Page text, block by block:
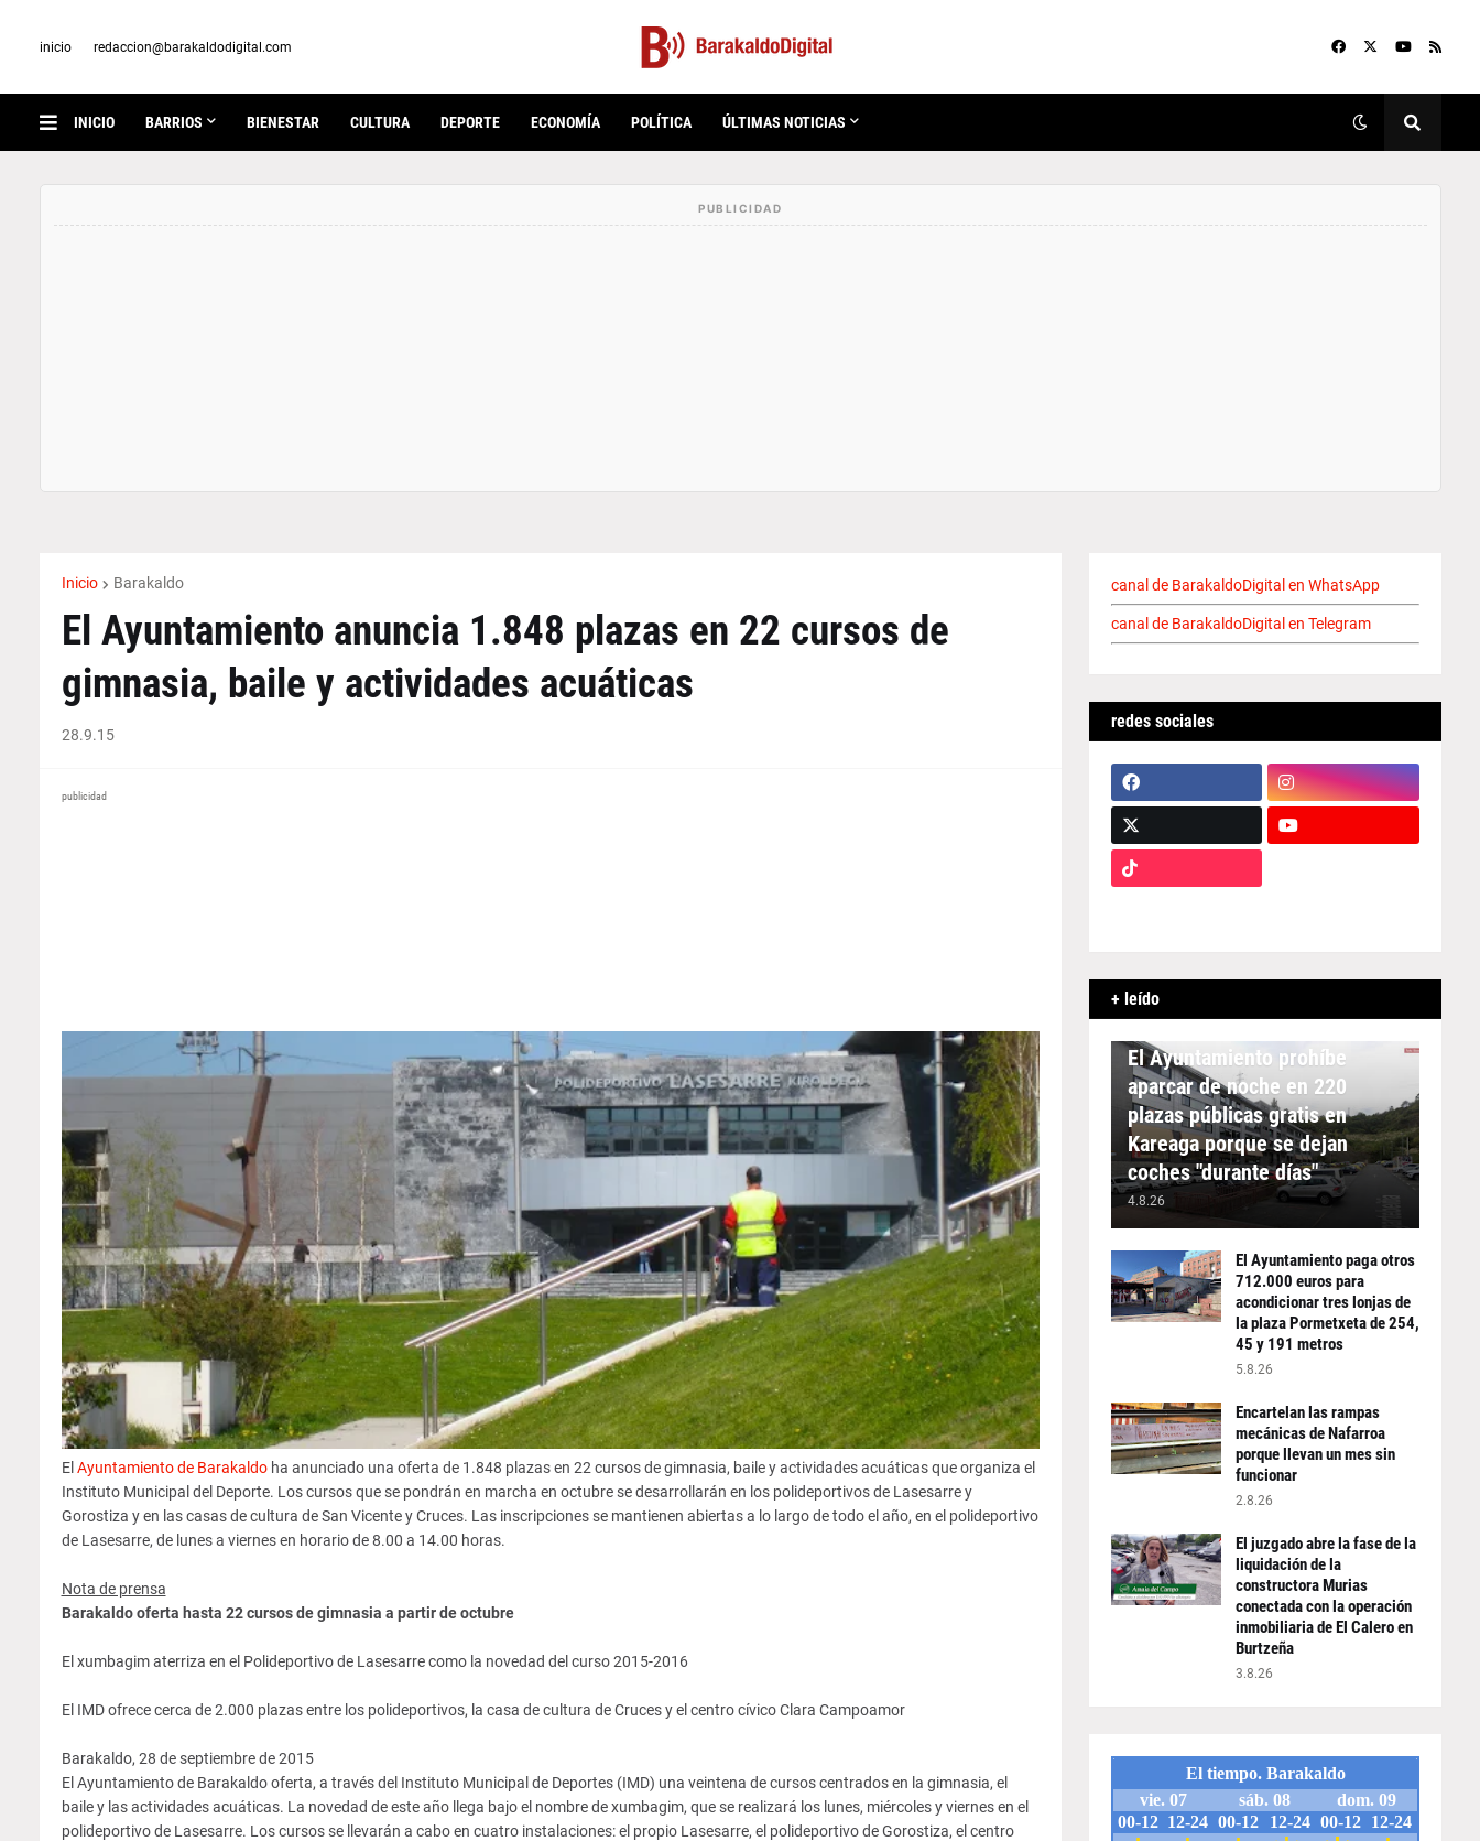
inicio redaccion@barakaldodigital.com
INICIO BARRIOS BIENESTAR CULTURA DEPORTE ECONOMÍA POLÍTICA ÚLTIMAS NOTICIAS
Inicio Barakaldo
El Ayuntamiento anuncia 1.848 plazas en 22 cursos de
gimnasia, baile y actividades acuáticas
28.9.15
publicidad
El Ayuntamiento de Barakaldoha anunciado una oferta de 1.848 plazas en 22 cursos de gimnasia, baile y actividades acuáticas que organiza el
Instituto Municipal del Deporte. Los cursos que se pondrán en marcha en octubre se desarrollarán en los polideportivos de Lasesarre y
Gorostiza y en las casas de cultura de San Vicente y Cruces. Las inscripciones se mantienen abiertas a lo largo de todo el año, en el polideportivo
de Lasesarre, de lunes a viernes en horario de 8.00 a 14.00 horas.
Nota de prensa
Barakaldo oferta hasta 22 cursos de gimnasia a partir de octubre
El xumbagim aterriza en el Polideportivo de Lasesarre como la novedad del curso 2015-2016
El IMD ofrece cerca de 2.000 plazas entre los polideportivos, la casa de cultura de Cruces y el centro cívico Clara Campoamor
Barakaldo, 28 de septiembre de 2015
El Ayuntamiento de Barakaldo oferta, a través del Instituto Municipal de Deportes (IMD) una veintena de cursos centrados en la gimnasia, el
baile y las actividades acuáticas. La novedad de este año llega bajo el nombre de xumbagim, que se realizará los lunes, miércoles y viernes en el
polideportivo de Lasesarre. Los cursos se llevarán a cabo en cuatro instalaciones: el propio Lasesarre, el polideportivo de Gorostiza, el centro
canal de BarakaldoDigital en WhatsApp
canal de BarakaldoDigital en Telegram
redes sociales
+ leído
APARCAMIENTO
El Ayuntamiento prohíbe
aparcar de noche en 220
plazas públicas gratis en
Kareaga porque se dejan
coches "durante días"
4.8.26
El Ayuntamiento paga otros
712.000 euros para
acondicionar tres lonjas de
la plaza Pormetxeta de 254,
45 y 191 metros
5.8.26
Encartelan las rampas
mecánicas de Nafarroa
porque llevan un mes sin
funcionar
2.8.26
El juzgado abre la fase de la
liquidación de la
constructora Murias
conectada con la operación
inmobiliaria de El Calero en
Burtzeña
3.8.26